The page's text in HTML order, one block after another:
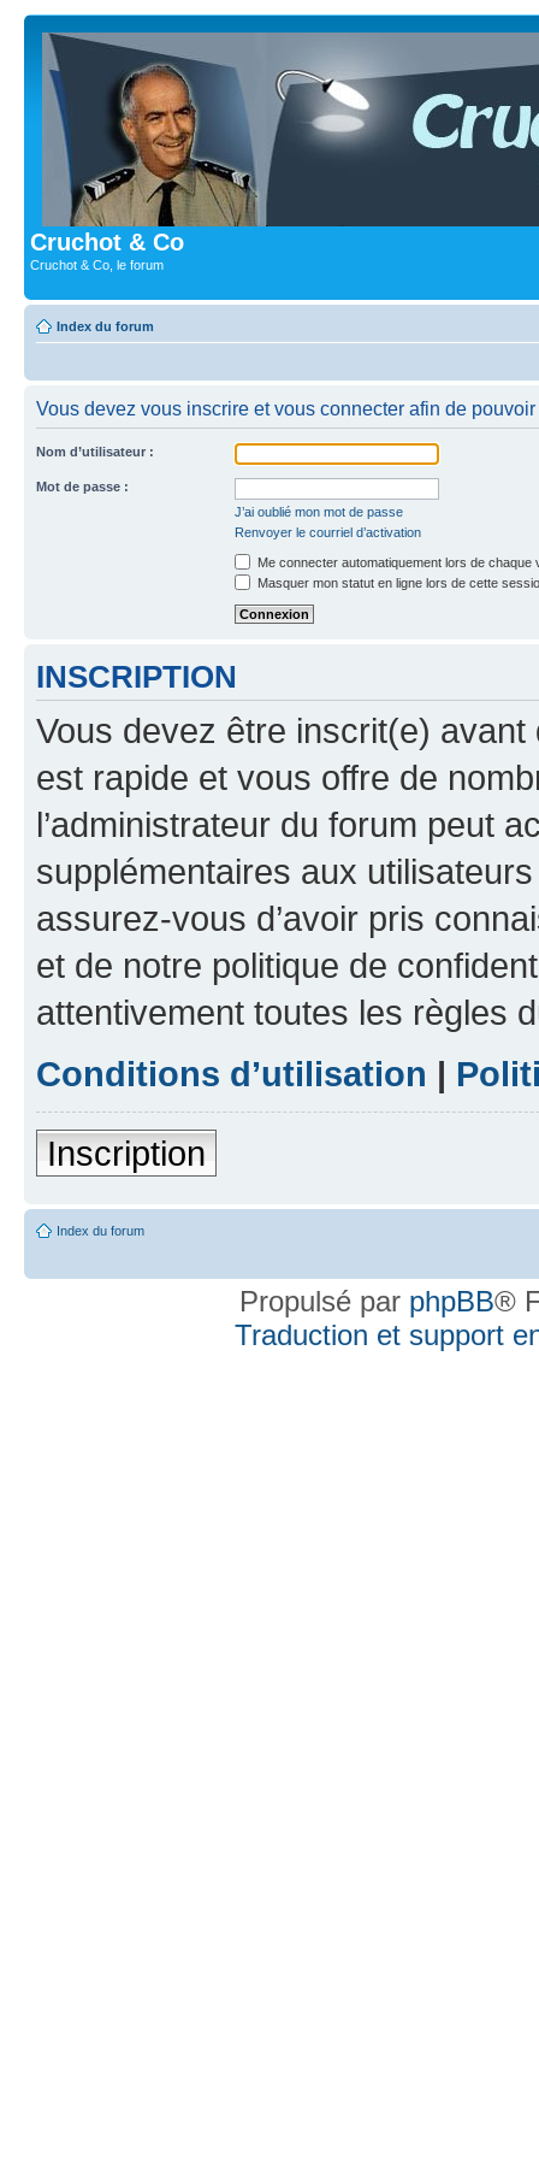
Cruchot & Co
Cruchot & Co, le forum
Index du forum
Vous devez vous inscrire et vous connecter afin de
Nom d’utilisateur :
Mot de passe :
J’ai oublié mon mot de passe
Renvoyer le courriel d’activation
Me connecter automatiquement lors de chaque
Masquer mon statut en ligne lors de cette
INSCRIPTION
Vous devez être inscrit(e) avant
est rapide et vous offre de
l’administrateur du forum peut
supplémentaires aux
assurez-vous d’avoir pris
et de notre politique de
attentivement toutes les règles
Conditions d’utilisation |
Inscription
Index du forum
Propulsé par phpBB®
Traduction et support